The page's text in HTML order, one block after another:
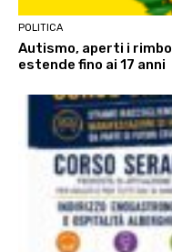
POLITICA
Autismo, aperti i
estende fino ai 17 anni